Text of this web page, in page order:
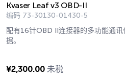
Kvaser Leaf v3 OBD-II
编码 73-30130-01430-5
配有16针OBD II连接器的多功能通
据。
¥2,300.00 未税